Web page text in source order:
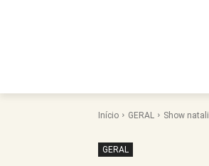
Início GERAL Show
GERAL